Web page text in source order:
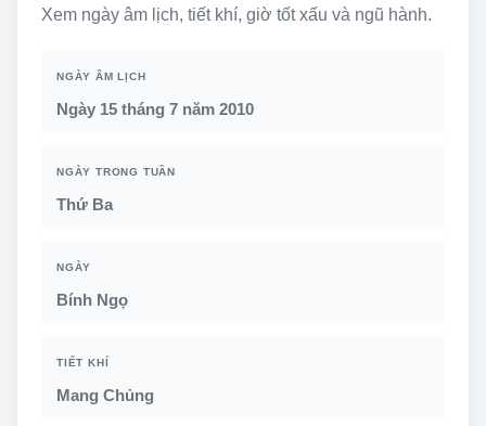
Xem ngày âm lịch, tiết khí, giờ tốt xấu và ngũ hành.
NGÀY ÂM LỊCH
Ngày 15 tháng 7 năm 2010
NGÀY TRONG TUẦN
Thứ Ba
NGÀY
Bính Ngọ
TIẾT KHÍ
Mang Chủng